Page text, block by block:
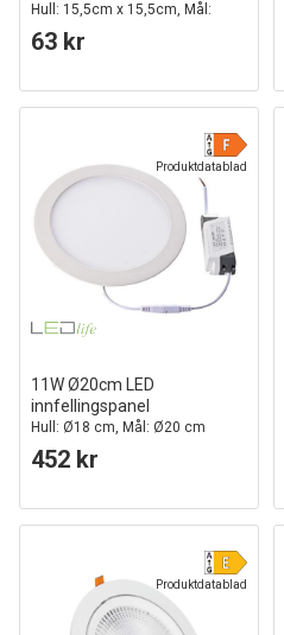
Hull: 15,5cm x 15,5cm, Mål:
17cm x 17cm
63 kr
Produktdatablad
11W Ø20cm LED
innfellingspanel
Hull: Ø18 cm, Mål: Ø20 cm
452 kr
Produktdatablad